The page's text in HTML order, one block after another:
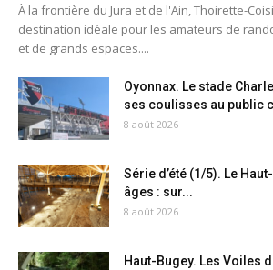
À la frontière du Jura et de l'Ain, Thoirette-
destination idéale pour les amateurs de
et de grands espaces....
Oyonnax. Le stade
ses coulisses au public
8 août 2026
Série d’été (1/5). Le
âges : sur...
8 août 2026
Haut-Bugey. Les Voiles